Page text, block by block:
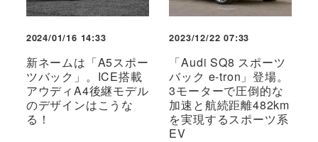
2024/01/16 14:33
新ネームは「A5スポー
ツバック」。ICE搭載
アウディA4後継モデル
のデザインはこうな
る！
2023/12/22 07:33
「Audi SQ8 スポーツ
バック e-tron」登場。
3モーターで圧倒的な
加速と航続距離482km
を実現するスポーツ系
EV